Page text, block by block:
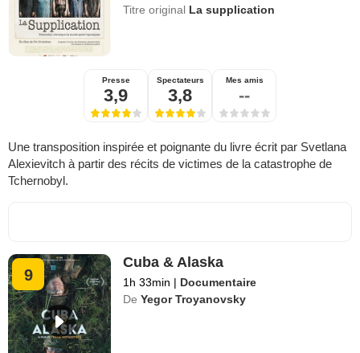
Titre original La supplication
Presse
3,9
Spectateurs
3,8
Mes amis
--
Une transposition inspirée et poignante du livre écrit par Svetlana
Alexievitch à partir des récits de victimes de la catastrophe de
Tchernobyl.
9
Cuba & Alaska
1h 33min | Documentaire
De Yegor Troyanovsky